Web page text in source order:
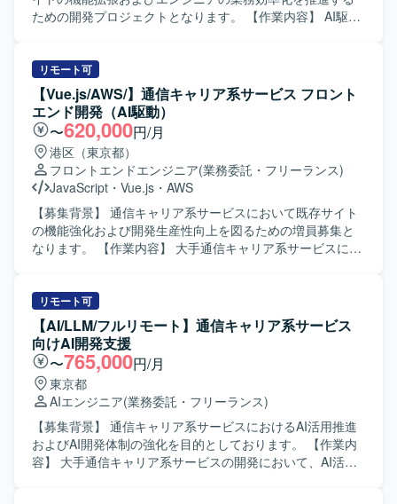
ための開発プロジェクトとなります。 【作業内容】 AI駆動
装、要件や依頼内容をプロンプトへ適切に落とし込み実装
へつなげる業務、アジャイル開発体制での継続的なサービ
ス改善、必要に応じた仕様整理および技術的な提案などを
行っていただきます。 【求める人物像】 AI支援ツールを積
極的に活用しながら開発を推進できる方、要望を適切に構
造化しプロンプト設計に落とし込める方、長期的なプロジ
ェクトにおいて自走してタスクを進められる方を求めてお
ります。 【ポジションの魅力】 AI駆動開発環境やGitHub
Copilotなどの最新ツールを活用しながら開発できる点が魅
力です。通信キャリア系サービスという大規模なサービス
に継続的に関わりながら、アジャイル体制のもとサービス
ースのシステムを中心に、GitHub CopilotやAWSを利用した
アジャイル（Scrum）開発体制となります。
リモート可
【Vue.js/AWS/】通信キャリア系サービス フロント
エンド開発（AI駆動）
〜620,000円/月
港区（東京都）
フロントエンドエンジニア(業務委託・フリーランス)
JavaScript ・ Vue.js ・ AWS
【募集背景】 通信キャリア系サービスにおいて既存サイト
の機能強化および開発生産性向上を図るための増員募集と
なります。 【作業内容】 大手通信キャリア系サービスにお
などのAI支援ツールを活用したAI駆動開発を行います。要件
や依頼内容をプロンプトへ構造化し実装へつなげるほか、
アジャイル開発体制の中で継続的なサービス改善、仕様整
理や技術的な提案、AI生成物のレビューおよび品質担保も
行っていただきます。 【求める人物像】 AI支援ツールを積
極的に活用しながら、自ら学習・改善していける方を求め
ています。アジャイルな開発スタイルに柔軟に対応でき、
関係者と円滑にコミュニケーションを取りながら主体的に
提案・推進いただける方が望ましいです。 【ポジションの
魅力】 AI駆動開発を前提とした環境で、最新のAI支援ツー
リモート可
【AI/LLM/フルリモート】通信キャリア系サービス
向けAI開発支援
〜765,000円/月
東京都
AIエンジニア(業務委託・フリーランス)
【募集背景】 通信キャリア系サービスにおけるAI活用推進
およびAI開発体制の強化を目的としております。 【作業内
容】 大手通信キャリア系サービスの開発において、AI活用